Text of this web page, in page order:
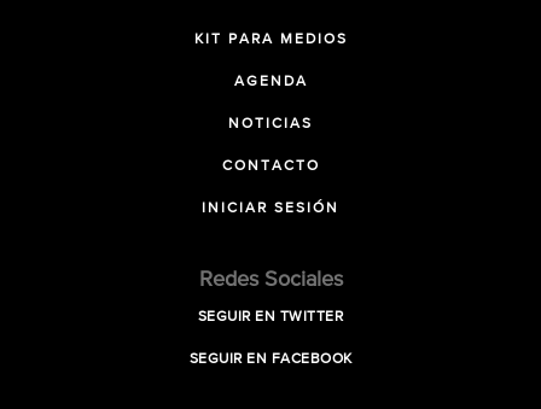
KIT PARA MEDIOS
AGENDA
NOTICIAS
CONTACTO
INICIAR SESIÓN
Redes Sociales
SEGUIR EN TWITTER
SEGUIR EN FACEBOOK